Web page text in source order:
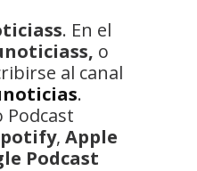
. En el
o
al canal
.
Podcast
, Apple
Podcast